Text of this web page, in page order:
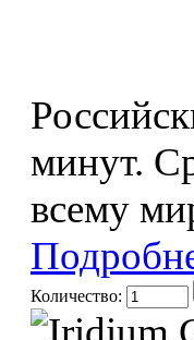
минут.
всему
Количество: